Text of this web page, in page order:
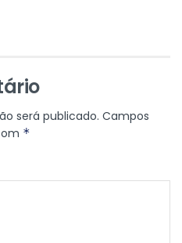
será publicado. Campos
*